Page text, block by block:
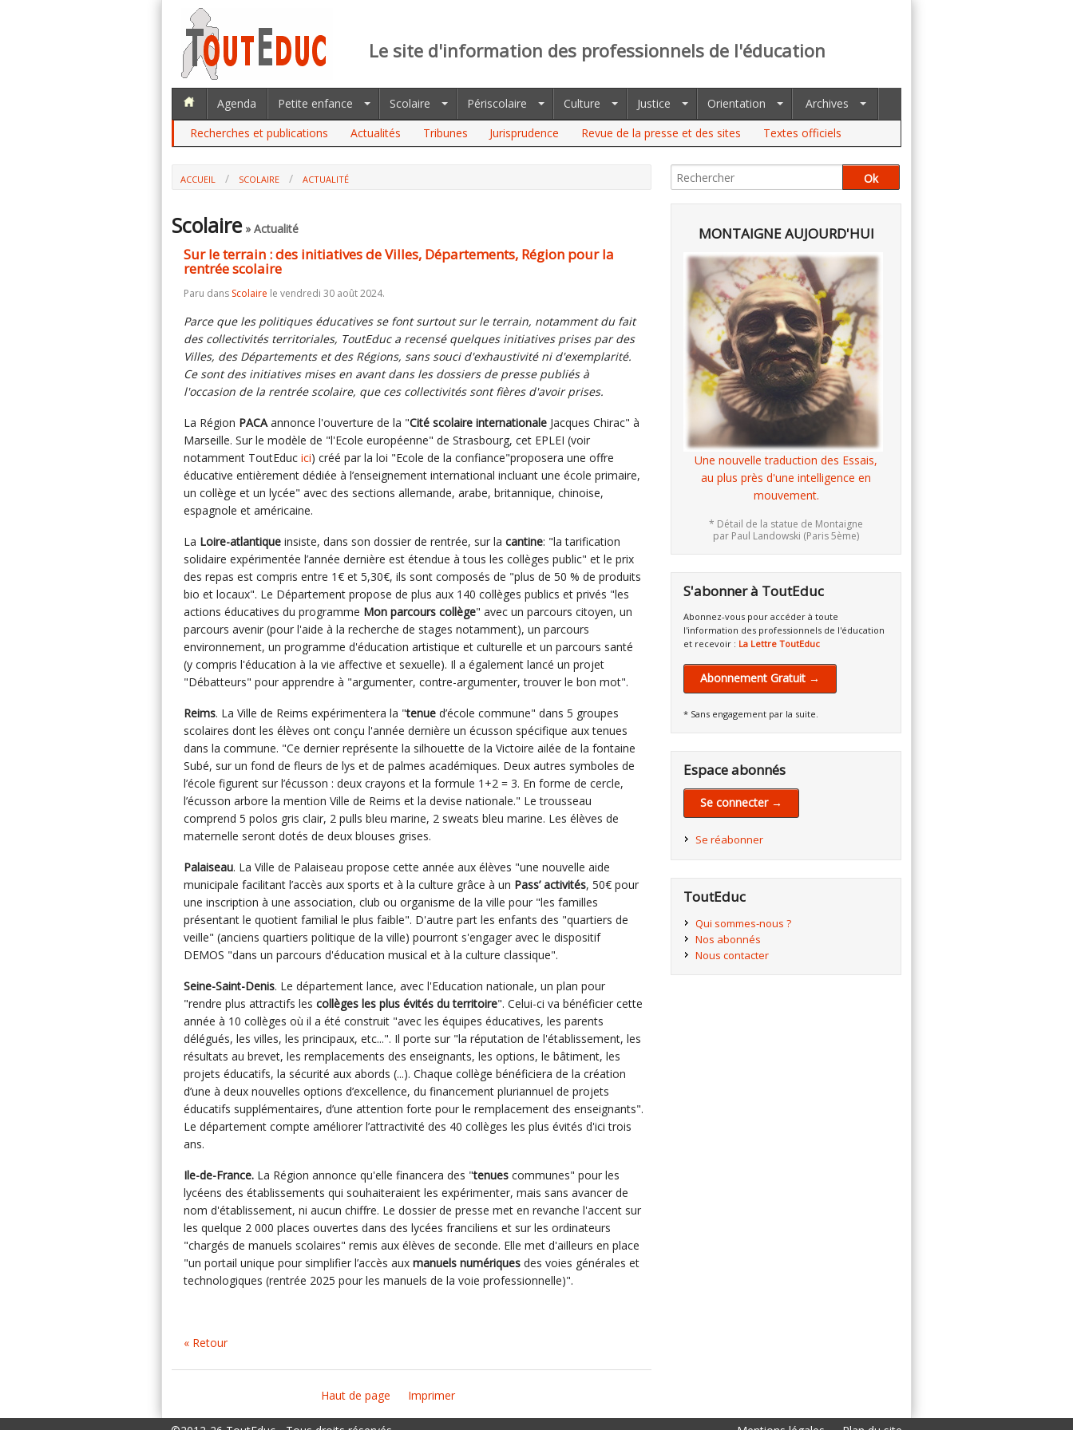
Le site d'information des professionnels de l'éducation
Agenda Petite enfance Scolaire Périscolaire Culture Justice Orientation
Archives
Recherches et publications
Actualités Tribunes Jurisprudence Revue de la presse et des sites Textes officiels
ACCUEIL SCOLAIRE
ACTUALITÉ
Scolaire» Actualité
Sur le terrain : des initiatives de Villes, Départements, Région pour la
rentrée scolaire
Paru dans Scolaire le vendredi 30 août 2024.
Parce que les politiques éducatives se font surtout sur le terrain, notamment du fait
des collectivités territoriales, ToutEduc a recensé quelques initiatives prises par des
Villes, des Départements et des Régions, sans souci d'exhaustivité ni d'exemplarité.
Ce sont des initiatives mises en avant dans les dossiers de presse publiés à
l'occasion de la rentrée scolaire, que ces collectivités sont fières d'avoir prises.
La Région PACAannonce l'ouverture de la "Cité scolaire internationale Jacques Chirac" à
Marseille. Sur le modèle de "l'Ecole européenne" de Strasbourg, cet EPLEI (voir
notamment ToutEduc ici) créé par la loi "Ecole de la confiance"proposera une offre
éducative entièrement dédiée à l’enseignement international incluant une école primaire,
un collège et un lycée" avec des sections allemande, arabe, britannique, chinoise,
espagnole et américaine.
La Loire-atlantique insiste, dans son dossier de rentrée, sur la cantine: "la tarification
solidaire expérimentée l’année dernière est étendue à tous les collèges public" et le prix
des repas est compris entre 1€ et 5,30€, ils sont composés de "plus de 50 % de produits
bio et locaux". Le Département propose de plus aux 140 collèges publics et privés "les
actions éducatives du programme Mon parcours collège" avec un parcours citoyen, un
parcours avenir (pour l'aide à la recherche de stages notamment), un parcours
environnement, un programme d'éducation artistique et culturelle et un parcours santé
(y compris l'éducation à la vie affective et sexuelle). Il a également lancé un projet
"Débatteurs" pour apprendre à "argumenter, contre-argumenter, trouver le bon mot".
Reims. La Ville de Reims expérimentera la "tenue d’école commune" dans 5 groupes
scolaires dont les élèves ont conçu l'année dernière un écusson spécifique aux tenues
dans la commune. "Ce dernier représente la silhouette de la Victoire ailée de la fontaine
Subé, sur un fond de fleurs de lys et de palmes académiques. Deux autres symboles de
l’école figurent sur l’écusson : deux crayons et la formule 1+2 = 3. En forme de cercle,
l’écusson arbore la mention Ville de Reims et la devise nationale." Le trousseau
comprend 5 polos gris clair, 2 pulls bleu marine, 2 sweats bleu marine. Les élèves de
maternelle seront dotés de deux blouses grises.
Palaiseau. La Ville de Palaiseau propose cette année aux élèves "une nouvelle aide
municipale facilitant l’accès aux sports et à la culture grâce à un Pass’ activités, 50€ pour
une inscription à une association, club ou organisme de la ville pour "les familles
présentant le quotient familial le plus faible". D'autre part les enfants des "quartiers de
veille" (anciens quartiers politique de la ville) pourront s'engager avec le dispositif
DEMOS "dans un parcours d'éducation musical et à la culture classique".
Seine-Saint-Denis. Le département lance, avec l'Education nationale, un plan pour
"rendre plus attractifs les collèges les plus évités du territoire". Celui-ci va bénéficier cette
année à 10 collèges où il a été construit "avec les équipes éducatives, les parents
délégués, les villes, les principaux, etc...". Il porte sur "la réputation de l'établissement, les
résultats au brevet, les remplacements des enseignants, les options, le bâtiment, les
projets éducatifs, la sécurité aux abords (...). Chaque collège bénéficiera de la création
d’une à deux nouvelles options d’excellence, du financement pluriannuel de projets
éducatifs supplémentaires, d’une attention forte pour le remplacement des enseignants".
Le département compte améliorer l’attractivité des 40 collèges les plus évités d'ici trois
ans.
Ile-de-France. La Région annonce qu'elle financera des "tenues communes" pour les
lycéens des établissements qui souhaiteraient les expérimenter, mais sans avancer de
nom d'établissement, ni aucun chiffre. Le dossier de presse met en revanche l'accent sur
les quelque 2 000 places ouvertes dans des lycées franciliens et sur les ordinateurs
"chargés de manuels scolaires" remis aux élèves de seconde. Elle met d'ailleurs en place
"un portail unique pour simplifier l’accès aux manuels numériques des voies générales et
technologiques (rentrée 2025 pour les manuels de la voie professionnelle)".
« Retour
Haut de page Imprimer
MONTAIGNE AUJOURD'HUI
Une nouvelle traduction des Essais,
au plus près d'une intelligence en
mouvement.
* Détail de la statue de Montaigne
par Paul Landowski (Paris 5ème)
S'abonner à ToutEduc
Abonnez-vous pour accéder à toute
l'information des professionnels de l'éducation
et recevoir : La Lettre ToutEduc
Abonnement Gratuit →
* Sans engagement par la suite.
Espace abonnés
Se connecter →
Se réabonner
ToutEduc
Qui sommes-nous ?
Nos abonnés
Nous contacter